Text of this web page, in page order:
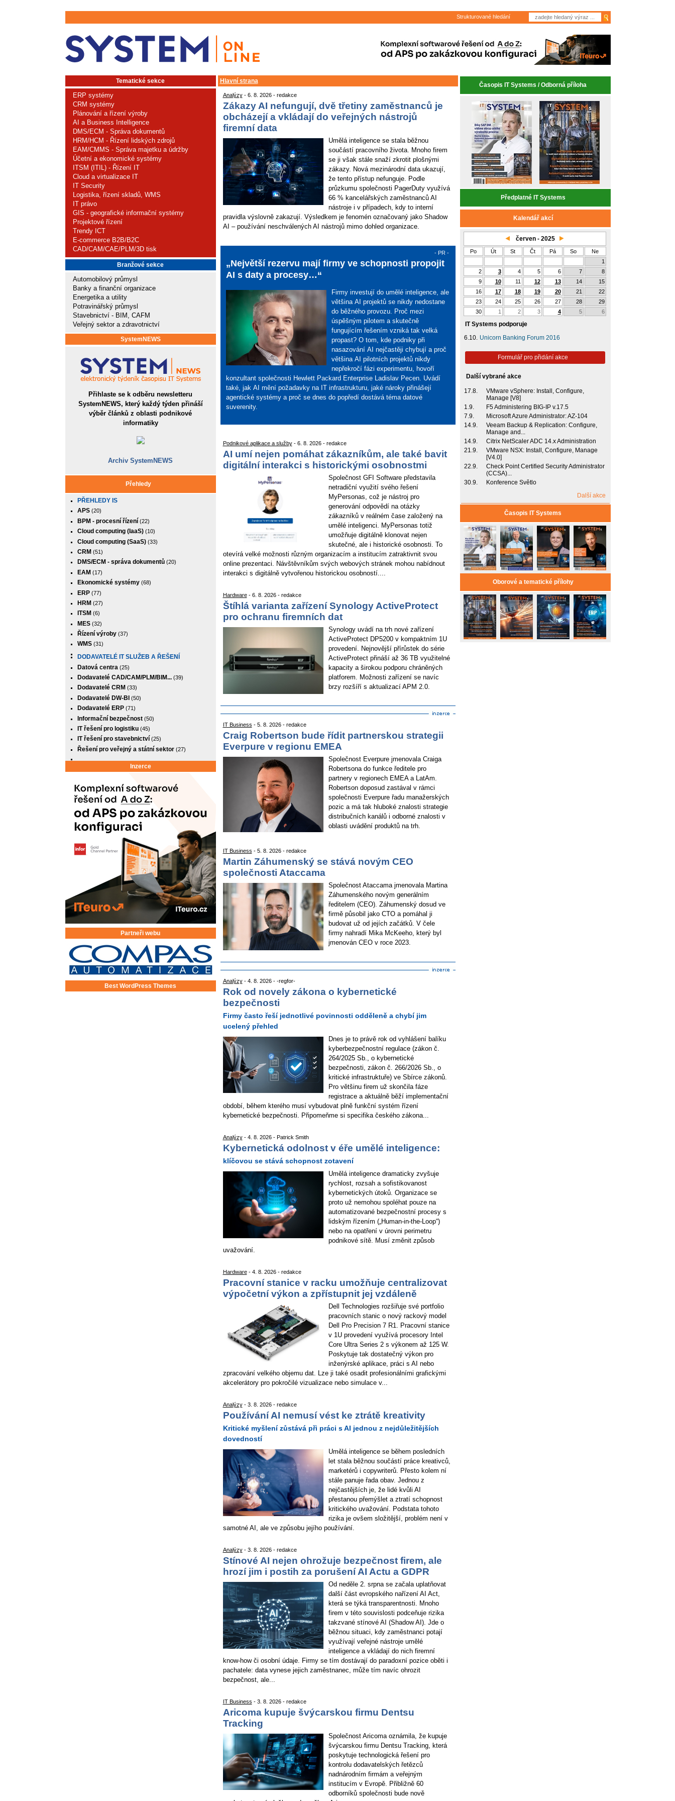
Strukturované hledání
Tematické sekce
ERP systémy
CRM systémy
Plánování a řízení výroby
AI a Business Intelligence
DMS/ECM - Správa dokumentů
HRM/HCM - Řízení lidských zdrojů
EAM/CMMS - Správa majetku a údržby
Účetní a ekonomické systémy
ITSM (ITIL) - Řízení IT
Cloud a virtualizace IT
IT Security
Logistika, řízení skladů, WMS
IT právo
GIS - geografické informační systémy
Projektové řízení
Trendy ICT
E-commerce B2B/B2C
CAD/CAM/CAE/PLM/3D tisk
Branžové sekce
Automobilový průmysl
Banky a finanční organizace
Energetika a utility
Potravinářský průmysl
Stavebnictví - BIM, CAFM
Veřejný sektor a zdravotnictví
SystemNEWS
Přihlaste se k odběru newsletteru
SystemNEWS, který každý týden přináší
výběr článků z oblasti podnikové
informatiky
Archiv SystemNEWS
Přehledy
PŘEHLEDY IS
APS(20)
BPM - procesní řízení(22)
Cloud computing (IaaS)(10)
Cloud computing (SaaS)(33)
CRM (51)
DMS/ECM - správa dokumentů(20)
EAM (17)
Ekonomické systémy(68)
ERP(77)
HRM (27)
ITSM (6)
MES(32)
Řízení výroby(37)
WMS(31)
DODAVATELÉ IT SLUŽEB A ŘEŠENÍ
Datová centra (25)
Dodavatelé CAD/CAM/PLM/BIM...(39)
Dodavatelé CRM (33)
Dodavatelé DW-BI (50)
Dodavatelé ERP(71)
Informační bezpečnost(50)
IT řešení pro logistiku(45)
IT řešení pro stavebnictví(25)
Řešení pro veřejný a státní sektor(27)
Inzerce
Partneři webu
Best WordPress Themes
Hlavní strana
Analýzy- 6. 8. 2026 - redakce
Zákazy AI nefungují, dvě třetiny zaměstnanců je
obcházejí a vkládají do veřejných nástrojů
firemní data
Umělá inteligence se stala běžnou
součástí pracovního života. Mnoho firem
se ji však stále snaží zkrotit plošnými
zákazy. Nová mezinárodní data ukazují,
že tento přístup nefunguje. Podle
průzkumu společnosti PagerDuty využívá
66 % kancelářských zaměstnanců AI
nástroje i v případech, kdy to interní
pravidla výslovně zakazují. Výsledkem je fenomén označovaný jako Shadow
AI – používání neschválených AI nástrojů mimo dohled organizace.
- PR -
„Největší rezervu mají firmy ve schopnosti propojit
AI s daty a procesy…“
Firmy investují do umělé inteligence, ale
většina AI projektů se nikdy nedostane
do běžného provozu. Proč mezi
úspěšným pilotem a skutečně
fungujícím řešením vzniká tak velká
propast? O tom, kde podniky při
nasazování AI nejčastěji chybují a proč
většina AI pilotních projektů nikdy
nepřekročí fázi experimentu, hovoří
konzultant společnosti Hewlett Packard Enterprise Ladislav Pecen. Uvádí
také, jak AI mění požadavky na IT infrastrukturu, jaké nároky přinášejí
agentické systémy a proč se dnes do popředí dostává téma datové
suverenity.
Podnikové aplikace a služby- 6. 8. 2026 - redakce
AI umí nejen pomáhat zákazníkům, ale také bavit
digitální interakci s historickými osobnostmi
Společnost GFI Software představila
netradiční využití svého řešení
MyPersonas, což je nástroj pro
generování odpovědí na otázky
zákazníků v reálném čase založený na
umělé inteligenci. MyPersonas totiž
umožňuje digitálně klonovat nejen
skutečné, ale i historické osobnosti. To
otevírá velké možnosti různým organizacím a institucím zatraktivnit svou
online prezentaci. Návštěvníkům svých webových stránek mohou nabídnout
interakci s digitálně vytvořenou historickou osobností....
Hardware- 6. 8. 2026 - redakce
Štíhlá varianta zařízení Synology ActiveProtect
pro ochranu firemních dat
Synology uvádí na trh nové zařízení
ActiveProtect DP5200 v kompaktním 1U
provedení. Nejnovější přírůstek do série
ActiveProtect přináší až 36 TB využitelné
kapacity a širokou podporu chráněných
platforem. Možnosti zařízení se navíc
brzy rozšíří s aktualizací APM 2.0.
IT Business - 5. 8. 2026 - redakce
Craig Robertson bude řídit partnerskou strategii
Everpure v regionu EMEA
Společnost Everpure jmenovala Craiga
Robertsona do funkce ředitele pro
partnery v regionech EMEA a LatAm.
Robertson doposud zastával v rámci
společnosti Everpure řadu manažerských
pozic a má tak hluboké znalosti strategie
distribučních kanálů i odborné znalosti v
oblasti uvádění produktů na trh.
IT Business - 5. 8. 2026 - redakce
Martin Záhumenský se stává novým CEO
společnosti Ataccama
Společnost Ataccama jmenovala Martina
Záhumenského novým generálním
ředitelem (CEO). Záhumenský dosud ve
firmě působil jako CTO a pomáhal ji
budovat už od jejích začátků. V čele
firmy nahradí Mika McKeeho, který byl
jmenován CEO v roce 2023.
Analýzy- 4. 8. 2026 - -regfor-
Rok od novely zákona o kybernetické
bezpečnosti
Firmy často řeší jednotlivé povinnosti odděleně a chybí jim
ucelený přehled
Dnes je to právě rok od vyhlášení balíku
kyberbezpečnostní regulace (zákon č.
264/2025 Sb., o kybernetické
bezpečnosti, zákon č. 266/2026 Sb., o
kritické infrastruktuře) ve Sbírce zákonů.
Pro většinu firem už skončila fáze
registrace a aktuálně běží implementační
období, během kterého musí vybudovat plně funkční systém řízení
kybernetické bezpečnosti. Připomeňme si specifika českého zákona...
Analýzy- 4. 8. 2026 - Patrick Smith
Kybernetická odolnost v éře umělé inteligence:
klíčovou se stává schopnost zotavení
Umělá inteligence dramaticky zvyšuje
rychlost, rozsah a sofistikovanost
kybernetických útoků. Organizace se
proto už nemohou spoléhat pouze na
automatizované bezpečnostní procesy s
lidským řízením („Human-in-the-Loop“)
nebo na opatření v úrovni perimetru
podnikové sítě. Musí změnit způsob
uvažování.
Hardware- 4. 8. 2026 - redakce
Pracovní stanice v racku umožňuje centralizovat
výpočetní výkon a zpřístupnit jej vzdáleně
Dell Technologies rozšiřuje své portfolio
pracovních stanic o nový rackový model
Dell Pro Precision 7 R1. Pracovní stanice
v 1U provedení využívá procesory Intel
Core Ultra Series 2 s výkonem až 125 W.
Poskytuje tak dostatečný výkon pro
inženýrské aplikace, práci s AI nebo
zpracování velkého objemu dat. Lze ji také osadit profesionálními grafickými
akcelerátory pro pokročilé vizualizace nebo simulace v...
Analýzy- 3. 8. 2026 - redakce
Používání AI nemusí vést ke ztrátě kreativity
Kritické myšlení zůstává při práci s AI jednou z nejdůležitějších
dovedností
Umělá inteligence se během posledních
let stala běžnou součástí práce kreativců,
marketérů i copywriterů. Přesto kolem ní
stále panuje řada obav. Jednou z
nejčastějších je, že lidé kvůli AI
přestanou přemýšlet a ztratí schopnost
kritického uvažování. Podstata tohoto
rizika je ovšem složitější, problém není v
samotné AI, ale ve způsobu jejího používání.
Analýzy- 3. 8. 2026 - redakce
Stínové AI nejen ohrožuje bezpečnost firem, ale
hrozí jim i postih za porušení AI Actu a GDPR
Od neděle 2. srpna se začala uplatňovat
další část evropského nařízení AI Act,
která se týká transparentnosti. Mnoho
firem v této souvislosti podceňuje rizika
takzvané stínové AI (Shadow AI). Jde o
běžnou situaci, kdy zaměstnanci potají
využívají veřejné nástroje umělé
inteligence a vkládají do nich firemní
know-how či osobní údaje. Firmy se tím dostávají do paradoxní pozice oběti i
pachatele: data vynese jejich zaměstnanec, může tím navíc ohrozit
bezpečnost, ale...
IT Business - 3. 8. 2026 - redakce
Aricoma kupuje švýcarskou firmu Dentsu
Tracking
Společnost Aricoma oznámila, že kupuje
švýcarskou firmu Dentsu Tracking, která
poskytuje technologická řešení pro
kontrolu dodavatelských řetězců
nadnárodním firmám a veřejným
institucím v Evropě. Přibližně 60
odborníků společnosti bude nově
Časopis IT Systems / Odborná příloha
Předplatné IT Systems
Kalendář akcí
červen - 2025
Po Út St Čt Pá So
Ne
1
2
3 4 5 6 7
8
9
10 11 12 13 14
15
16
17 18 19 20 21
22
23
24 25 26 27 28
29
30
1 2 3 4 5 6
IT Systems podporuje
6.10. Unicorn Banking Forum 2016
Formulář pro přidání akce
Další vybrané akce
17.8.
VMware vSphere: Install, Configure,
Manage [V8]
1.9.
F5 Administering BIG-IP v.17.5
7.9.
Microsoft Azure Administrator: AZ-104
14.9.
Veeam Backup & Replication: Configure,
Manage and...
14.9.
Citrix NetScaler ADC 14.x Administration
21.9.
VMware NSX: Install, Configure, Manage
[V4.0]
22.9.
Check Point Certified Security Administrator
(CCSA)...
30.9.
Konference Světlo
Další akce
Časopis IT Systems
Oborové a tematické přílohy